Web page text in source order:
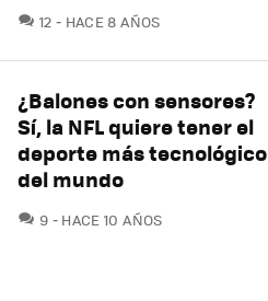
12 COMENTARIOS
HACE 8 AÑOS
¿Balones con sensores?
Sí, la NFL quiere tener el
deporte más tecnológico
del mundo
9 COMENTARIOS
HACE 10 AÑOS